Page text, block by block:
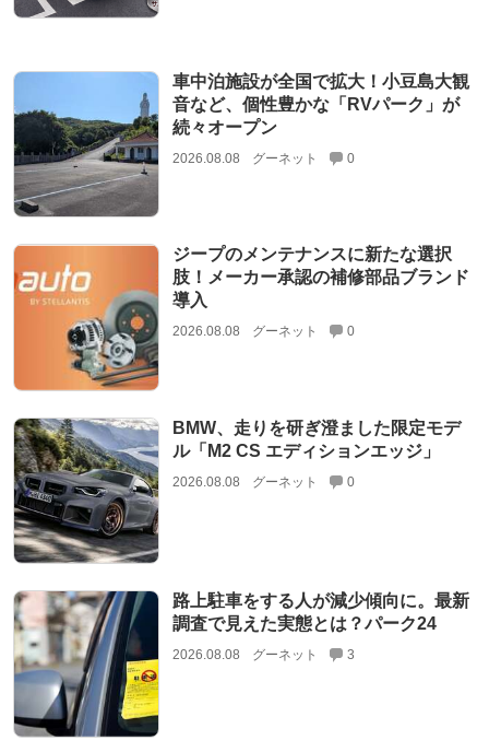
車中泊施設が全国で拡大！小豆島大観
音など、個性豊かな「RVパーク」が
続々オープン
2026.08.08 グーネット 0
ジープのメンテナンスに新たな選択
肢！メーカー承認の補修部品ブランド
導入
2026.08.08 グーネット 0
BMW、走りを研ぎ澄ました限定モデ
ル「M2 CS エディションエッジ」
2026.08.08 グーネット 0
路上駐車をする人が減少傾向に。最新
調査で見えた実態とは？パーク24
2026.08.08 グーネット 3